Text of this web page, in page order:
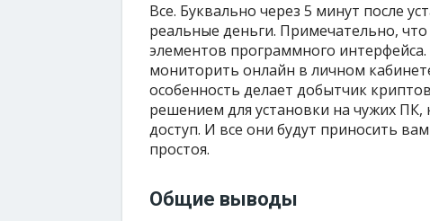
Все. Буквально через 5 минут после
реальные деньги. Примечательно,
элементов программного
мониторить онлайн в личном
особенность делает добытчик
решением для установки на чужих
доступ. И все они будут приносить
простоя.
Общие выводы